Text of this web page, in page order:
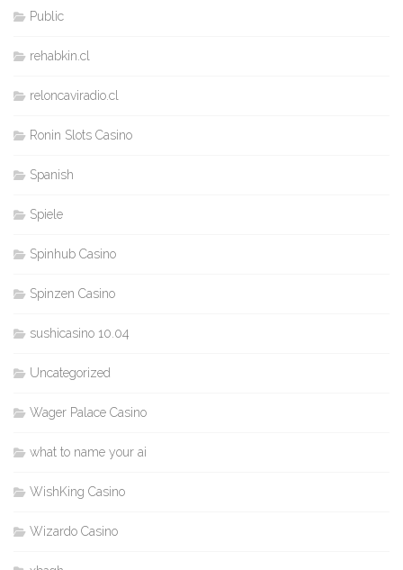
Public
rehabkin.cl
reloncaviradio.cl
Ronin Slots Casino
Spanish
Spiele
Spinhub Casino
Spinzen Casino
sushicasino 10.04
Uncategorized
Wager Palace Casino
what to name your ai
WishKing Casino
Wizardo Casino